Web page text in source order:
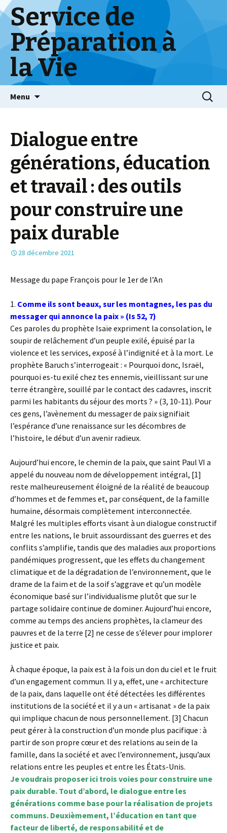
Service de
Préparation à
la Vie
Menu
Dialogue entre
générations, éducation
et travail : des outils
pour construire une
paix durable
28 décembre 2021
Message du pape François pour le 1er de l’An
1. Comme ils sont beaux, sur les montagnes, les pas du
messager qui annonce la paix » (Is 52, 7)
Ces paroles du prophète Isaïe expriment la consolation, le
soupir de relâchement d’un peuple exilé, épuisé par la
violence et les services, exposé à l’indignité et à la mort. Le
prophète Baruch s’interrogeait : « Pourquoi donc, Israël,
pourquoi es-tu exilé chez tes ennemis, vieillissant sur une
terre étrangère, souillé par le contact des cadavres, inscrit
parmi les habitants du séjour des morts ? » (3, 10-11). Pour
ces gens, l’avènement du messager de paix signifiait
l’espérance d’une renaissance sur les décombres de
l’histoire, le début d’un avenir radieux.
Aujourd’hui encore, le chemin de la paix, que saint Paul VI a
appelé du nouveau nom de développement intégral, [1]
reste malheureusement éloigné de la réalité de beaucoup
d’hommes et de femmes et, par conséquent, de la famille
humaine, désormais complètement interconnectée.
Malgré les multiples efforts visant à un dialogue constructif
entre les nations, le bruit assourdissant des guerres et des
conflits s’amplifie, tandis que des maladies aux proportions
pandémiques progressent, que les effets du changement
climatique et de la dégradation de l’environnement, que le
drame de la faim et de la soif s’aggrave et qu’un modèle
économique basé sur l’individualisme plutôt que sur le
partage solidaire continue de dominer. Aujourd’hui encore,
comme au temps des anciens prophètes, la clameur des
pauvres et de la terre [2] ne cesse de s’élever pour implorer
justice et paix.
À chaque époque, la paix est à la fois un don du ciel et le fruit
d’un engagement commun. Il y a, effet, une « architecture
de la paix, dans laquelle ont été détectées les différentes
institutions de la société et il y a un « artisanat » de la paix
qui implique chacun de nous personnellement. [3] Chacun
peut gérer à la construction d’un monde plus pacifique : à
partir de son propre cœur et des relations au sein de la
famille, dans la société et avec l’environnement, jusqu’aux
relations entre les peuples et entre les États-Unis.
Je voudrais proposer ici trois voies pour construire une
paix durable. Tout d’abord, le dialogue entre les
générations comme base pour la réalisation de projets
communs. Deuxièmement, l’éducation en tant que
facteur de liberté, de responsabilité et de